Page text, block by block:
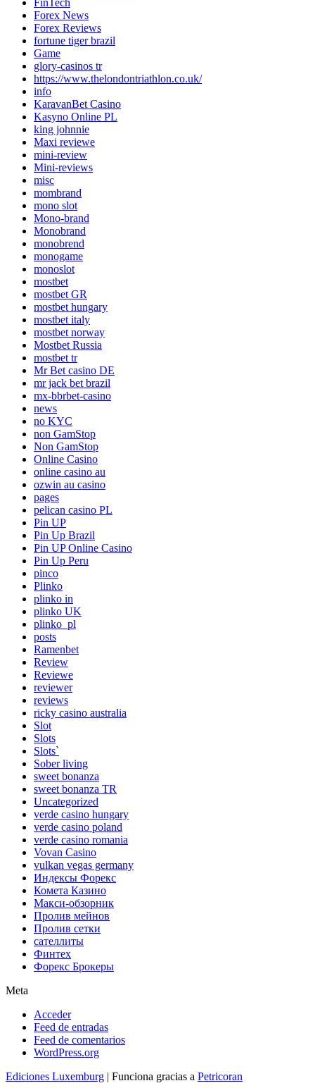
FinTech
Forex News
Forex Reviews
fortune tiger brazil
Game
glory-casinos tr
https://www.thelondontriathlon.co.uk/
info
KaravanBet Casino
Kasyno Online PL
king johnnie
Maxi reviewe
mini-review
Mini-reviews
misc
mombrand
mono slot
Mono-brand
Monobrand
monobrend
monogame
monoslot
mostbet
mostbet GR
mostbet hungary
mostbet italy
mostbet norway
Mostbet Russia
mostbet tr
Mr Bet casino DE
mr jack bet brazil
mx-bbrbet-casino
news
no KYC
non GamStop
Non GamStop
Online Casino
online casino au
ozwin au casino
pages
pelican casino PL
Pin UP
Pin Up Brazil
Pin UP Online Casino
Pin Up Peru
pinco
Plinko
plinko in
plinko UK
plinko_pl
posts
Ramenbet
Review
Reviewe
reviewer
reviews
ricky casino australia
Slot
Slots
Slots`
Sober living
sweet bonanza
sweet bonanza TR
Uncategorized
verde casino hungary
verde casino poland
verde casino romania
Vovan Casino
vulkan vegas germany
Индексы Форекс
Комета Казино
Макси-обзорник
Пролив мейнов
Пролив сетки
сателлиты
Финтех
Форекс Брокеры
Meta
Acceder
Feed de entradas
Feed de comentarios
WordPress.org
Ediciones Luxemburg | Funciona gracias a Petricoran